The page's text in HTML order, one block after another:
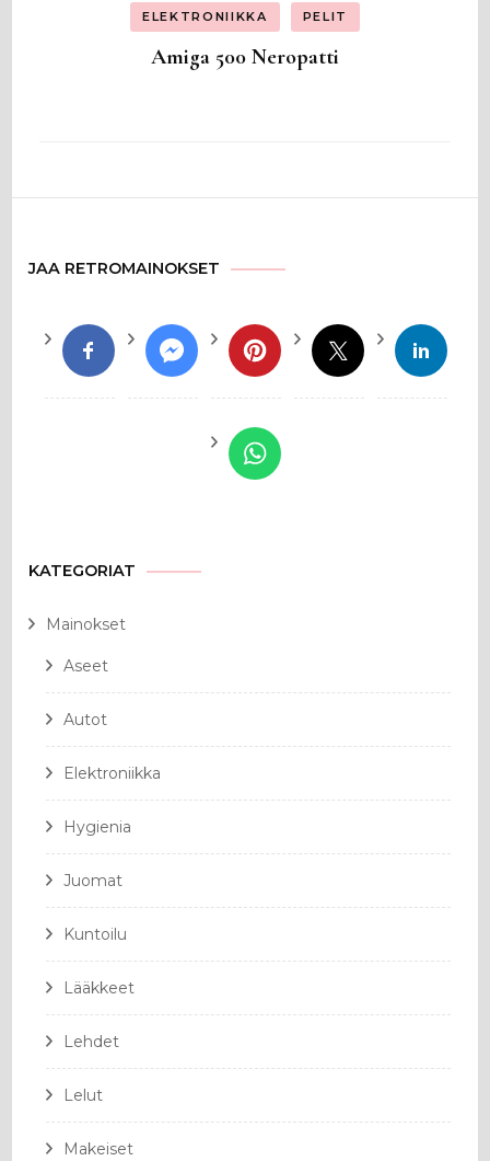
ELEKTRONIIKKA PELIT
Amiga 500 Neropatti
JAA RETROMAINOKSET
KATEGORIAT
Mainokset
Aseet
Autot
Elektroniikka
Hygienia
Juomat
Kuntoilu
Lääkkeet
Lehdet
Lelut
Makeiset